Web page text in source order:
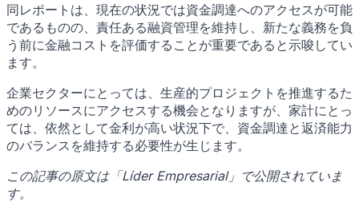
同レポートは、現在の状況では資金調達へのアクセスが可能
であるものの、責任ある融資管理を維持し、新たな義務を負
う前に金融コストを評価することが重要であると示唆してい
ます。
企業セクターにとっては、生産的プロジェクトを推進するた
めのリソースにアクセスする機会となりますが、家計にとっ
ては、依然として金利が高い状況下で、資金調達と返済能力
のバランスを維持する必要性が生じます。
この記事の原文は「Líder Empresarial」で公開されていま
す。